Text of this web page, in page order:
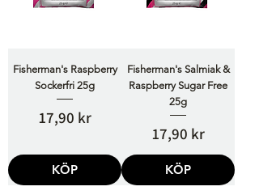
Fisherman's Raspberry
Sockerfri 25g
Pris
17,90 kr
KÖP
Fisherman's Salmiak &
Raspberry Sugar Free
25g
Pris
17,90 kr
KÖP